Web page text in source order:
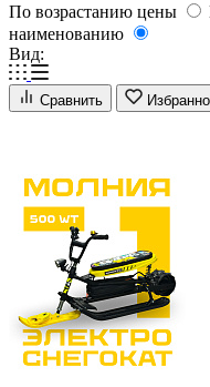
По возрастанию цены
наименованию
Вид:
Сравнить